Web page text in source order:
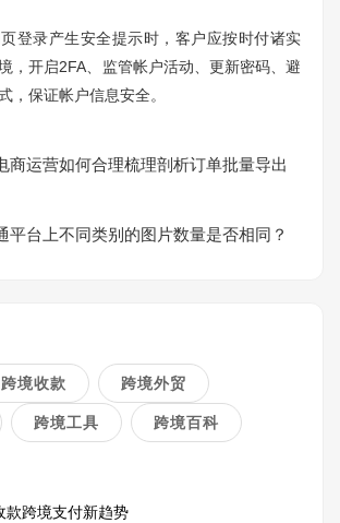
录产生安全提示时，客户应按时付诸实
，开启2FA、监管帐户活动、更新密码、避
，保证帐户信息安全。
商运营如何合理梳理剖析订单批量导出
平台上不同类别的图片数量是否相同？
跨境收款 跨境外贸
跨境工具 跨境百科
款跨境支付新趋势